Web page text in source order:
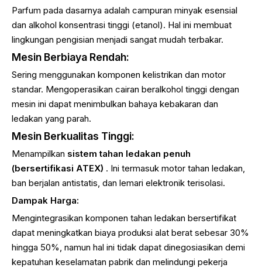
Parfum pada dasarnya adalah campuran minyak esensial
dan alkohol konsentrasi tinggi (etanol). Hal ini membuat
lingkungan pengisian menjadi sangat mudah terbakar.
Mesin Berbiaya Rendah:
Sering menggunakan komponen kelistrikan dan motor
standar. Mengoperasikan cairan beralkohol tinggi dengan
mesin ini dapat menimbulkan bahaya kebakaran dan
ledakan yang parah.
Mesin Berkualitas Tinggi:
Menampilkan sistem tahan ledakan penuh
(bersertifikasi ATEX) . Ini termasuk motor tahan ledakan,
ban berjalan antistatis, dan lemari elektronik terisolasi.
Dampak Harga:
Mengintegrasikan komponen tahan ledakan bersertifikat
dapat meningkatkan biaya produksi alat berat sebesar 30%
hingga 50%, namun hal ini tidak dapat dinegosiasikan demi
kepatuhan keselamatan pabrik dan melindungi pekerja